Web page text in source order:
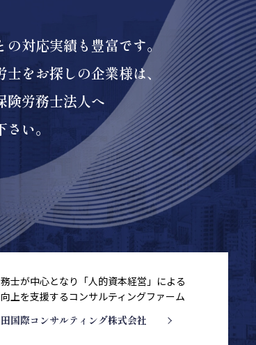
の対応実績も豊富です。
士をお探しの企業様は、
険労務士法人へ
い。
士が中心となり「人的資本経営」による
上を支援するコンサルティングファーム
国際コンサルティング株式会社